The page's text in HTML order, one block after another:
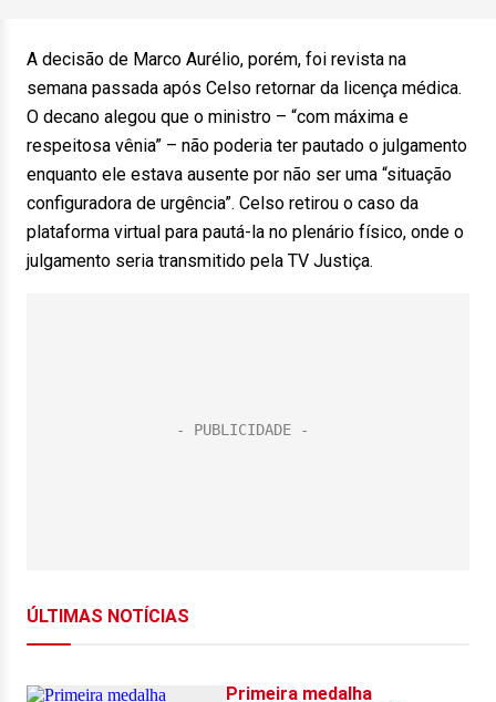
A decisão de Marco Aurélio, porém, foi revista na
semana passada após Celso retornar da licença médica.
O decano alegou que o ministro – “com máxima e
respeitosa vênia” – não poderia ter pautado o julgamento
enquanto ele estava ausente por não ser uma “situação
configuradora de urgência”. Celso retirou o caso da
plataforma virtual para pautá-la no plenário físico, onde o
julgamento seria transmitido pela TV Justiça.